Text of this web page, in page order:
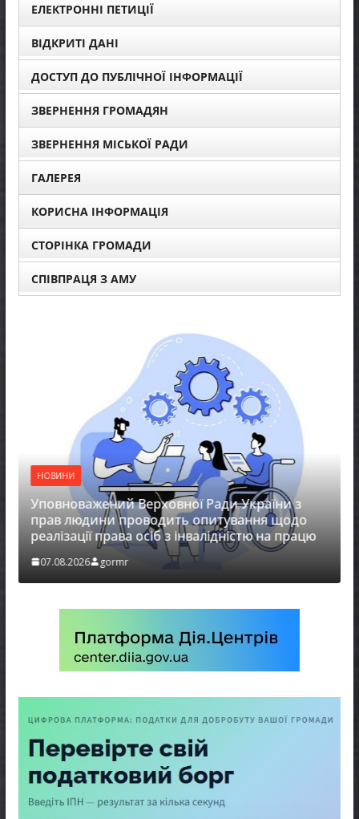
ЕЛЕКТРОННІ ПЕТИЦІЇ
ВІДКРИТІ ДАНІ
ДОСТУП ДО ПУБЛІЧНОЇ ІНФОРМАЦІЇ
ЗВЕРНЕННЯ ГРОМАДЯН
ЗВЕРНЕННЯ МІСЬКОЇ РАДИ
ГАЛЕРЕЯ
КОРИСНА ІНФОРМАЦІЯ
СТОРІНКА ГРОМАДИ
СПІВПРАЦЯ З АМУ
НОВИНИ
Уповноважений Верховної Ради України з
прав людини проводить опитування щодо
реалізації права осіб з інвалідністю на працю
07.08.2026 gormr